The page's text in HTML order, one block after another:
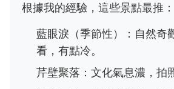
根據我的經驗，這些景點最推：
藍眼淚（季節性）：自然奇
看，有點冷。
芹壁聚落：文化氣息濃，拍